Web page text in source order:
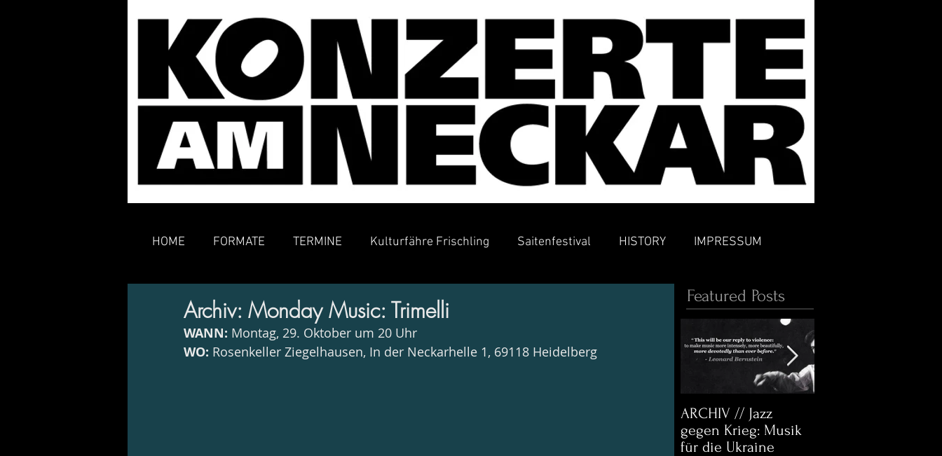
Archiv: Monday Music: Trimelli
WANN: Montag, 29. Oktober um 20 Uhr
WO: Rosenkeller Ziegelhausen, In der Neckarhelle 1, 69118 Heidelberg
Featured Posts
ARCHIV // Jazz
gegen Krieg: Musik
für die Ukraine
HOME FORMATE TERMINE Kulturfähre Frischling Saitenfestival HISTORY IMPRESSUM